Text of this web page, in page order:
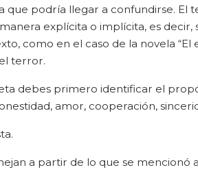
podría llegar a confundirse. El
explícita o implícita, es decir,
como en el caso de la novela “El
terror.
debes primero identificar el
amor, cooperación,
a partir de lo que se mencionó